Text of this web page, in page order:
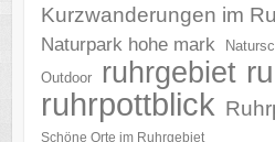
Kurzwanderungen im
Naturpark hohe mark
Outdoor
ruhrgebiet
ruhrpottblick
Schöne Orte im Ruhrgebiet